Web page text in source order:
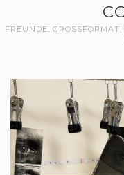
FREUNDE, GROSSFORMAT ,